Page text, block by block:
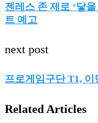
젠레스 존 제로 ‘닿
트 예고
next post
프로게임구단 T1,
Related Articles